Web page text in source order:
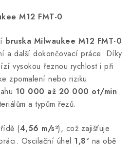
M12 FMT-0
bruska Milwaukee M12 FMT-0
a další dokončovací práce. Díky
vysokou řeznou rychlost i při
zpomalení nebo riziku
10 000 až 20 000 ot/min
a typům řezů.
(4,56 m/s²), což zajišťuje
Oscilační úhel 1,8° na obě